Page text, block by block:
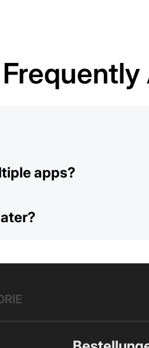
Frequently
apps?